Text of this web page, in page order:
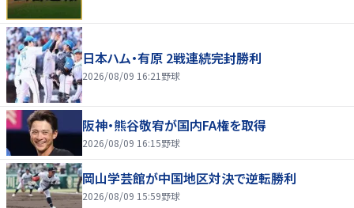
日本ハム・有原 2戦連続完封勝利
2026/08/09 16:21 野球
阪神・熊谷敬宥が国内FA権を取得
2026/08/09 16:15野球
岡山学芸館が中国地区対決で逆転勝利
2026/08/09 15:59野球